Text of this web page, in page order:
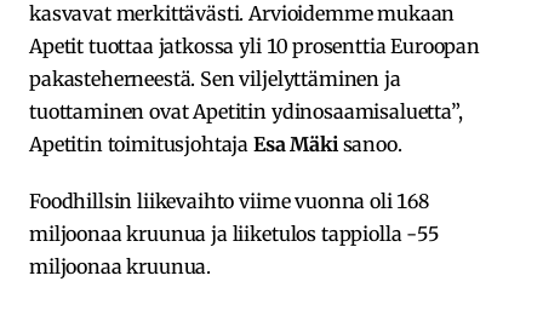
kasvavat merkittävästi. Arvioidemme mukaan
Apetit tuottaa jatkossa yli 10 prosenttia Euroopan
pakasteherneestä. Sen viljelyttäminen ja
tuottaminen ovat Apetitin ydinosaamisaluetta”,
Apetitin toimitusjohtaja Esa Mäkisanoo.
Foodhillsin liikevaihto viime vuonna oli 168
miljoonaa kruunua ja liiketulos tappiolla -55
miljoonaa kruunua.